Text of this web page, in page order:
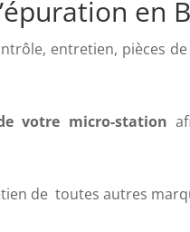
en
entretien, pièces
votre micro-station
de toutes autres